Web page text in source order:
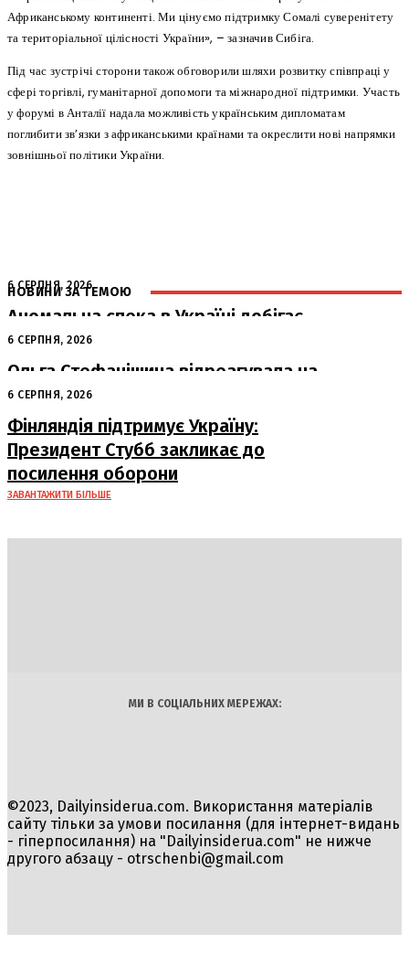
Африканському континенті. Ми цінуємо підтримку Сомалі суверенітету
та територіальної цілісності України», – зазначив Сибіга.
Під час зустрічі сторони також обговорили шляхи розвитку співпраці у
сфері торгівлі, гуманітарної допомоги та міжнародної підтримки. Участь
у форумі в Анталії надала можливість українським дипломатам
поглибити зв’язки з африканськими країнами та окреслити нові напрямки
зовнішньої політики України.
НОВИНИ ЗА ТЕМОЮ
6 СЕРПНЯ, 2026
Аномальна спека в Україні добігає
кінця: очікується похолодання
6 СЕРПНЯ, 2026
Ольга Стефанішина відреагувала на
підозри від НАБУ та САП
6 СЕРПНЯ, 2026
Фінляндія підтримує Україну:
Президент Стубб закликає до
посилення оборони
ЗАВАНТАЖИТИ БІЛЬШЕ
МИ В СОЦІАЛЬНИХ МЕРЕЖАХ:
©2023, Dailyinsiderua.com. Використання матеріалів
сайту тільки за умови посилання (для інтернет-видань
- гіперпосилання) на "Dailyinsiderua.com" не нижче
другого абзацу - otrschenbi@gmail.com